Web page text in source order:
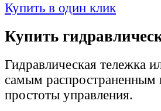
Купить в один клик
Купить
Гидравлическая тележка
самым распространенным
простоты управления.